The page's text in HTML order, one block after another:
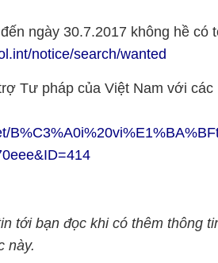
ngày 30.7.2017 không hề có
notice/search/wanted
Tư pháp của Việt Nam với các
tới bạn đọc khi có thêm thông
này.